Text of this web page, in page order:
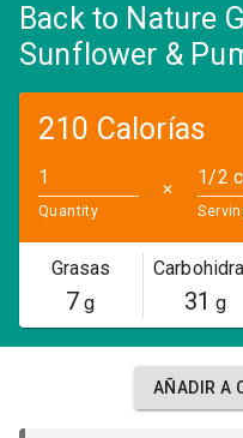
Back to Nature
Sunflower &
210 Calorías
Quantity
✕
1/2
Grasas
7 g 31 g
AÑADIR A